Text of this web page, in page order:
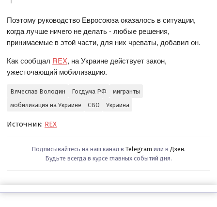
Поэтому руководство Евросоюза оказалось в ситуации,
когда лучше ничего не делать - любые решения,
принимаемые в этой части, для них чреваты, добавил он.
Как сообщал REX, на Украине действует закон,
ужесточающий мобилизацию.
Вячеслав Володин Госдума РФ
мигранты
мобилизация на Украине
СВО Украина
Источник: REX
Подписывайтесь на наш канал в Telegram или в Дзен.
Будьте всегда в курсе главных событий дня.